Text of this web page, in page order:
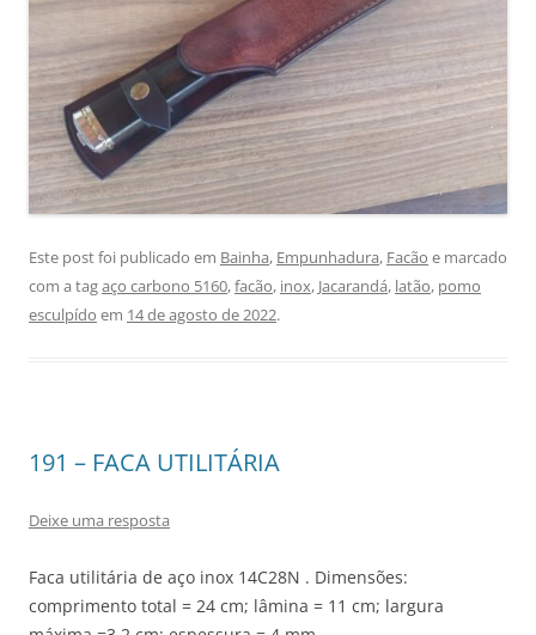
Este post foi publicado em Bainha, Empunhadura, Facão e marcado
com a tagaço carbono 5160,facão, inox, Jacarandá, latão, pomo
esculpído em 14 de agosto de 2022.
191 – FACA UTILITÁRIA
Deixe uma resposta
Faca utilitária de aço inox 14C28N . Dimensões:
comprimento total = 24 cm; lâmina = 11 cm; largura